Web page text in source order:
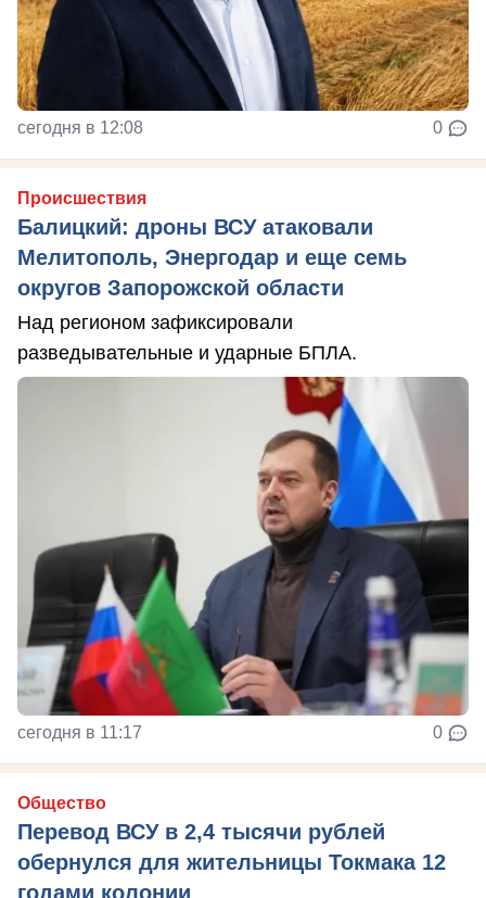
сегодня в 12:08 0
Происшествия
Балицкий: дроны ВСУ атаковали
Мелитополь, Энергодар и еще семь
округов Запорожской области
Над регионом зафиксировали
разведывательные и ударные БПЛА.
сегодня в 11:17 0
Общество
Перевод ВСУ в 2,4 тысячи рублей
обернулся для жительницы Токмака 12
годами колонии